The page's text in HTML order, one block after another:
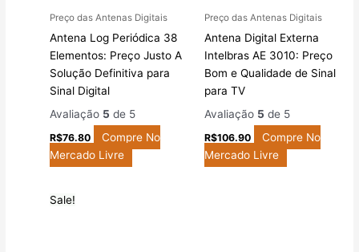
Preço das Antenas Digitais
Antena Log Periódica 38
Elementos: Preço Justo A
Solução Definitiva para
Sinal Digital
Avaliação 5 de 5
R$76.80
Compre No
Mercado Livre
Preço das Antenas Digitais
Antena Digital Externa
Intelbras AE 3010: Preço
Bom e Qualidade de Sinal
para TV
Avaliação 5 de 5
R$106.90
Compre No
Mercado Livre
Sale!